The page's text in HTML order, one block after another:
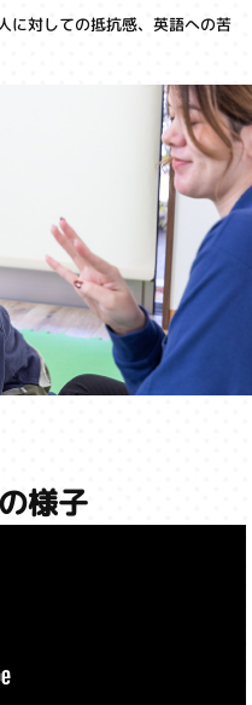
に対しての抵抗感、英語への苦
様子